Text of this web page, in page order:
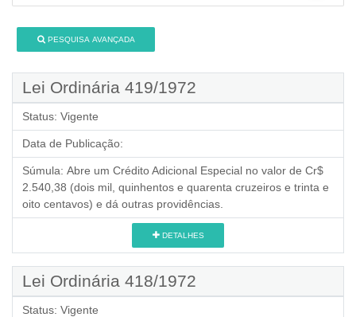
PESQUISA AVANÇADA
Lei Ordinária 419/1972
Status: Vigente
Data de Publicação:
Súmula: Abre um Crédito Adicional Especial no valor de Cr$
2.540,38 (dois mil, quinhentos e quarenta cruzeiros e trinta e
oito centavos) e dá outras providências.
DETALHES
Lei Ordinária 418/1972
Status: Vigente